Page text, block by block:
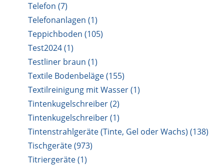
Telefon (7)
Telefonanlagen (1)
Teppichboden (105)
Test2024 (1)
Testliner braun (1)
Textile Bodenbeläge (155)
Textilreinigung mit Wasser (1)
Tintenkugelschreiber (2)
Tintenkugelschreiber (1)
Tintenstrahlgeräte (Tinte, Gel oder Wachs) (138)
Tischgeräte (973)
Titriergeräte (1)